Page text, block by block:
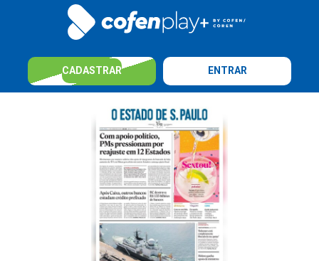
CADASTRAR ENTRAR